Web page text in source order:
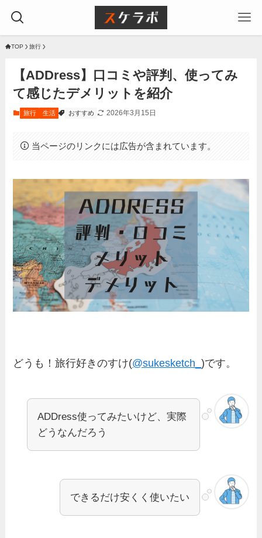
TOP 旅行
【ADDress】口コミや評判、使ってみ
て感じたデメリットを紹介
旅行 生活 おすすめ 2026年3月15日
当ページのリンクには広告が含まれています。
どうも！旅行好きのすけ(@sukesketch_)です。
ADDress使ってみたいけど、実際
どうなんだろう
できるだけ安くく使いたい